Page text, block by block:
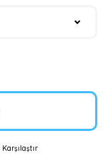
Karşılaştır